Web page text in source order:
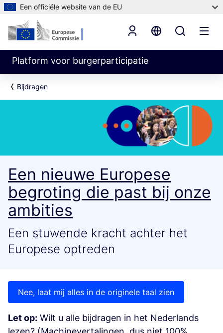
Een officiële website van de EU
Platform voor burgerparticipatie
Bijdragen
Een nieuwe Europese
begroting die past bij onze
ambities
Een stuwende kracht achter het
Europese optreden
Nee, laat mij alles in de originele taal zien
Let op: Wilt u alle bijdragen in het Nederlands